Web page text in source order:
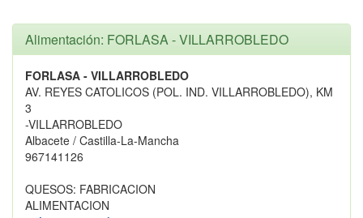
Alimentación: FORLASA - VILLARROBLEDO
FORLASA - VILLARROBLEDO
AV. REYES CATOLICOS (POL. IND. VILLARROBLEDO), KM
3
-VILLARROBLEDO
Albacete / Castilla-La-Mancha
967141126
QUESOS: FABRICACION
ALIMENTACION